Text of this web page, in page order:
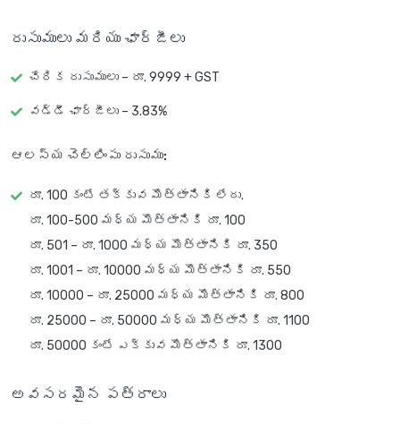
రుసుములు మరియు ఛార్జీలు
చేరిక రుసుములు – రూ. 9999 + GST
వడ్డీ ఛార్జీలు – 3.83%
ఆలస్య చెల్లింపు రుసుము:
రూ. 100 కంటే తక్కువ మొత్తానికి లేదు.
రూ. 100-500 మధ్య మొత్తానికి రూ. 100
రూ. 501 – రూ. 1000 మధ్య మొత్తానికి రూ. 350
రూ. 1001 – రూ. 10000 మధ్య మొత్తానికి రూ. 550
రూ. 10000 – రూ. 25000 మధ్య మొత్తానికి రూ. 800
రూ. 25000 – రూ. 50000 మధ్య మొత్తానికి రూ. 1100
రూ. 50000 కంటే ఎక్కువ మొత్తానికి రూ. 1300
అవసరమైన పత్రాలు